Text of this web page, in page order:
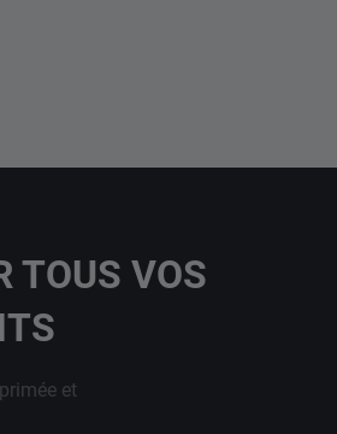
TOUS VOS
et